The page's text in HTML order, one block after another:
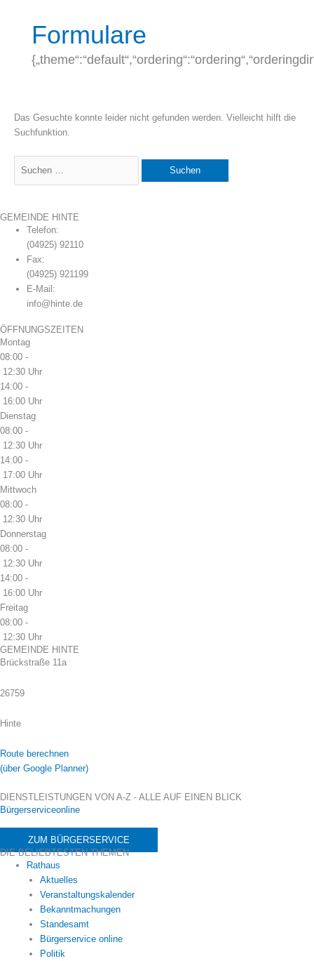
Formulare
Das Gesuchte konnte leider nicht gefunden werden. Vielleicht hilft die
Suchfunktion.
GEMEINDE HINTE
Telefon:
(04925) 92110
Fax:
(04925) 921199
E-Mail:
info@hinte.de
ÖFFNUNGSZEITEN
Montag
08:00 -
12:30 Uhr
14:00 -
16:00 Uhr
Dienstag
08:00 -
12:30 Uhr
14:00 -
17:00 Uhr
Mittwoch
08:00 -
12:30 Uhr
Donnerstag
08:00 -
12:30 Uhr
14:00 -
16:00 Uhr
Freitag
08:00 -
12:30 Uhr
GEMEINDE HINTE
Brückstraße 11a
26759
Hinte
Route berechnen
(über Google Planner)
DIENSTLEISTUNGEN VON A-Z - ALLE AUF EINEN BLICK
Bürgerserviceonline
ZUM BÜRGERSERVICE
DIE BELIEBTESTEN THEMEN
Rathaus
Aktuelles
Veranstaltungskalender
Bekanntmachungen
Standesamt
Bürgerservice online
Politik